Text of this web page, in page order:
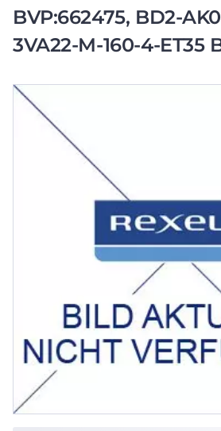
BVP:662475, BD2-
3VA22-M-160-4-ET35
Leistungsschalter
polig / Elektronischer
Drehantrieb